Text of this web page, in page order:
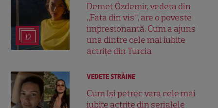
12
Demet Özdemir, vedeta din
„Fata din vis”, are o poveste
impresionantă. Cum a ajuns
una dintre cele mai iubite
actrițe din Turcia
VEDETE STRĂINE
Cum își petrec vara cele mai
iubite actrițe din serialele